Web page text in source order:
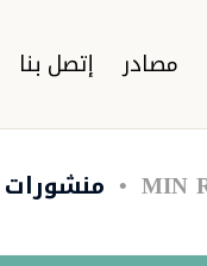
مصادر إتصل بنا
منشورات